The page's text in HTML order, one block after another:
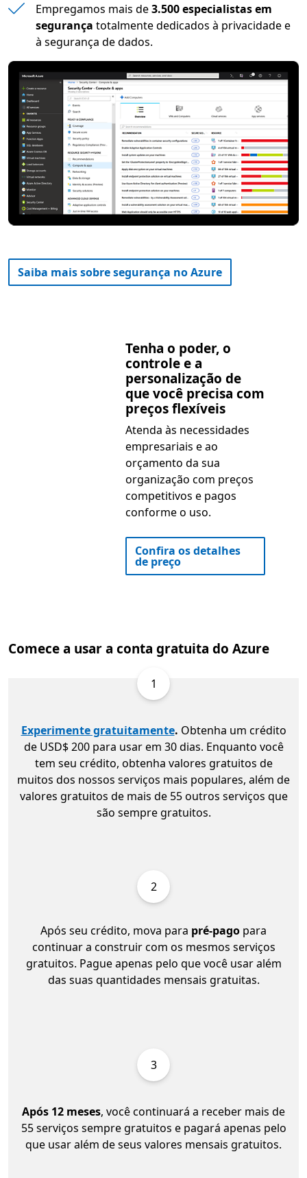
Empregamos mais de3.500 especialistas em
segurança totalmente dedicados à privacidade e
à segurança de dados.
Saiba mais sobre segurança no Azure
Tenha o poder, o
controle e a
personalização de
que você precisa com
preços flexíveis
Atenda às necessidades
empresariais e ao
orçamento da sua
organização com preços
competitivos e pagos
conforme o uso.
Confira os detalhes
de preço
Comece a usar a conta gratuita do Azure
1
Experimente gratuitamente. Obtenha um crédito
de USD$ 200 para usar em 30 dias. Enquanto você
tem seu crédito, obtenha valores gratuitos de
muitos dos nossos serviços mais populares, além de
valores gratuitos de mais de 55 outros serviços que
são sempre gratuitos.
2
Após seu crédito, mova para pré-pago para
continuar a construir com os mesmos serviços
gratuitos. Pague apenas pelo que você usar além
das suas quantidades mensais gratuitas.
3
Após 12 meses, você continuará a receber mais de
55 serviços sempre gratuitos e pagará apenas pelo
que usar além de seus valores mensais gratuitos.